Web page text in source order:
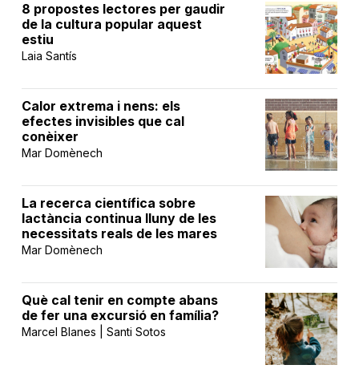
8 propostes lectores per gaudir
de la cultura popular aquest
estiu
Laia Santís
Calor extrema i nens: els
efectes invisibles que cal
conèixer
Mar Domènech
La recerca científica sobre
lactància continua lluny de les
necessitats reals de les mares
Mar Domènech
Què cal tenir en compte abans
de fer una excursió en família?
Marcel Blanes | Santi Sotos